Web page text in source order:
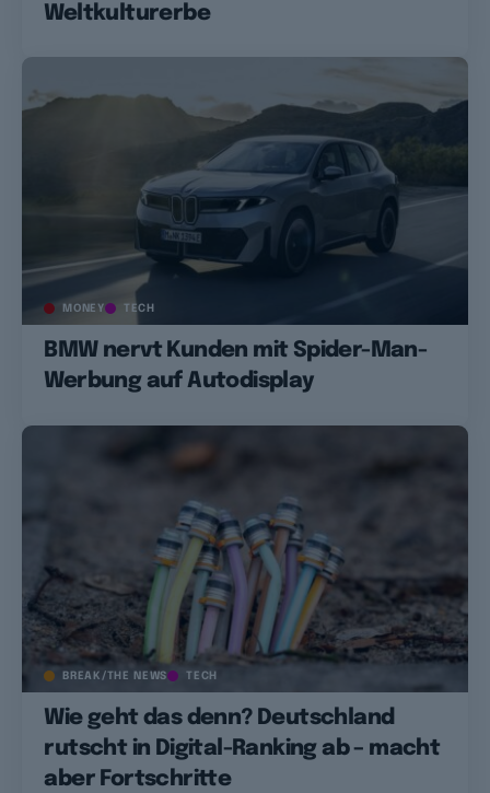
Weltkulturerbe
MONEY TECH
BMW nervt Kunden mit Spider-Man-
Werbung auf Autodisplay
BREAK/THE NEWS TECH
Wie geht das denn? Deutschland
rutscht in Digital-Ranking ab – macht
aber Fortschritte